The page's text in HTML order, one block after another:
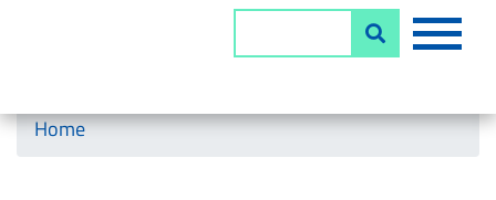
Salta
Horizontal menu
Home